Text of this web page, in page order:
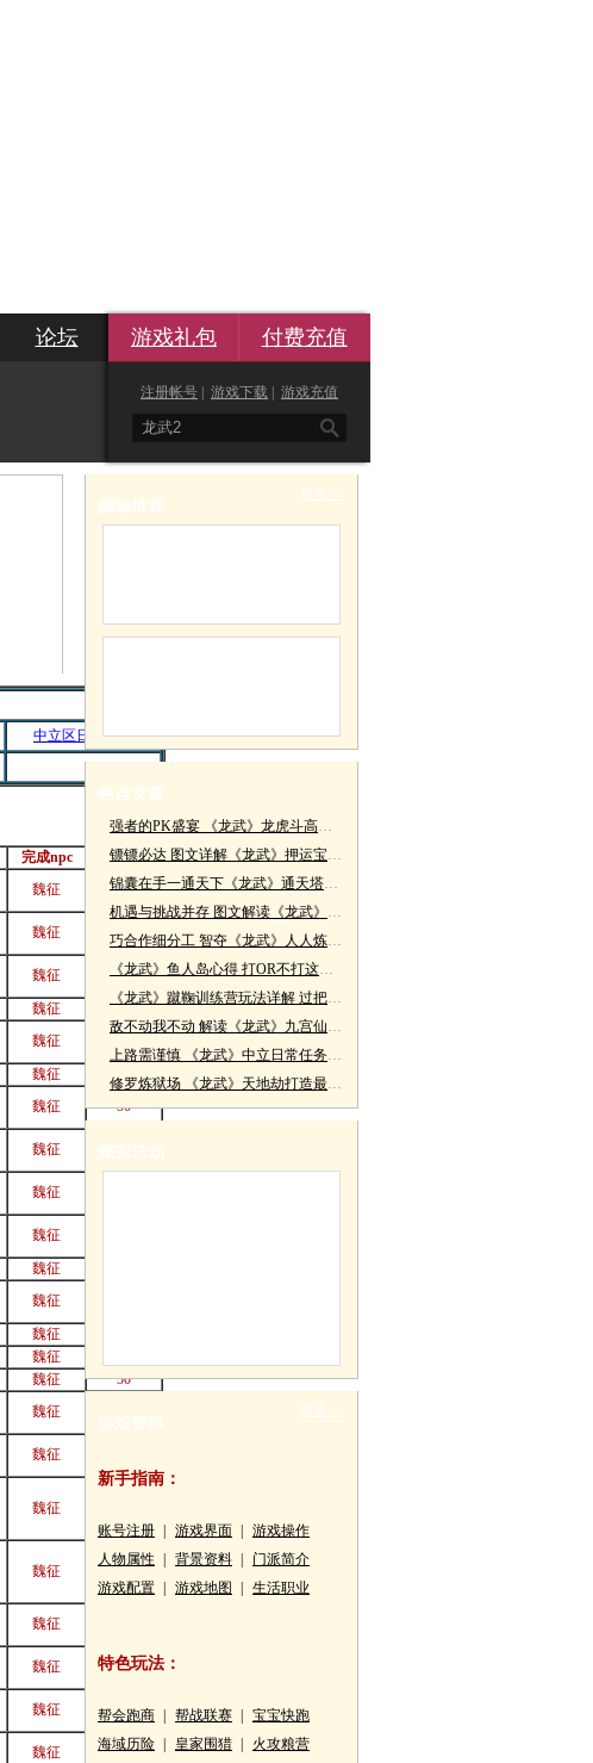
论坛 游戏礼包 付费充值
注册帐号 游戏下载 游戏充值

中立区日常任务
完成npc
最低等级
魏征 50
魏征 50
魏征
50
魏征
50
魏征
魏征
50
魏征 50
魏征 50
魏征
魏征
魏征
魏征
魏征
魏征
魏征
50
魏征 50
魏征
魏征
魏征 50
魏征
魏征 50
魏征 50
魏征 50
编辑推荐
更多>>
热点文章
强者的PK盛宴 《龙武》龙虎斗高分宝典
镖镖必达 图文详解《龙武》押运宝藏玩法
锦囊在手一通天下《龙武》通天塔之释迦塔
机遇与挑战并存 图文解读《龙武》皇家围猎
巧合作细分工 智夺《龙武》人人炼丹高分
《龙武》鱼人岛心得 打OR不打这是个问题
《龙武》蹴鞠训练营玩法详解 过把足球瘾
敌不动我不动 解读《龙武》九宫仙岛玩法
上路需谨慎 《龙武》中立日常任务技巧详解
修罗炼狱场 《龙武》天地劫打造最强帮会
精彩活动
游戏资料
更多>>
新手指南：
账号注册 游戏界面
游戏操作
人物属性
背景资料
门派简介
游戏配置
游戏地图 生活职业
特色玩法：
帮会跑商 帮战联赛
宝宝快跑
海域历险
皇家围猎
火攻粮营